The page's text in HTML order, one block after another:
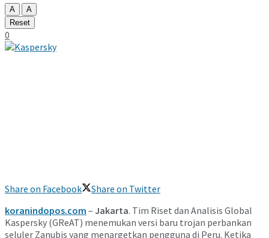
A
A
Reset
0
Share on Facebook
Share on Twitter
koranindopos.com – Jakarta. Tim Riset dan Analisis Global
Kaspersky (GReAT) menemukan versi baru trojan perbankan
seluler Zanubis yang menargetkan pengguna di Peru. Ketika